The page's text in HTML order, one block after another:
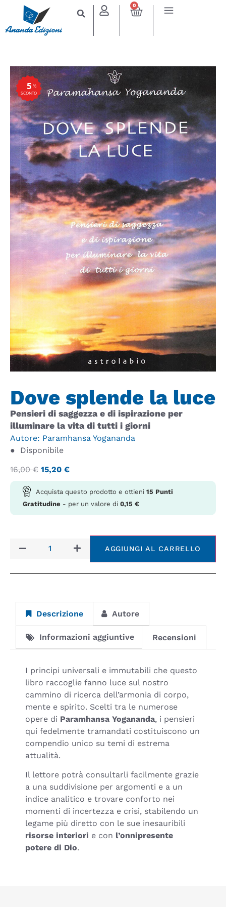
0
Dove splende la luce
Pensieri di saggezza e di ispirazione per
illuminare la vita di tutti i giorni
Autore: Paramhansa Yogananda
●
Disponibile
16,00€ 15,20 €
Acquista questo prodotto e ottieni 15 Punti
Gratitudine - per un valore di 0,15 €
AGGIUNGI AL CARRELLO
Descrizione Autore
Informazioni aggiuntive Recensioni
I principi universali e immutabili che questo
libro raccoglie fanno luce sul nostro
cammino di ricerca dell’armonia di corpo,
mente e spirito. Scelti tra le numerose
opere di Paramhansa Yogananda, i pensieri
qui fedelmente tramandati costituiscono un
compendio unico su temi di estrema
attualità.
Il lettore potrà consultarli facilmente grazie
a una suddivisione per argomenti e a un
indice analitico e trovare conforto nei
momenti di incertezza e crisi, stabilendo un
legame più diretto con le sue inesauribili
risorse interiori e con l’onnipresente
potere di Dio.
%
SCONTO
5